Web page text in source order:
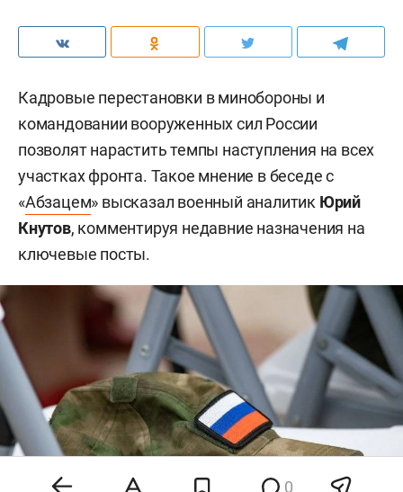
Кадровые перестановки в минобороны и
командовании вооруженных сил России
позволят нарастить темпы наступления на всех
участках фронта. Такое мнение в беседе с
«Абзацем» высказал военный аналитик Юрий
Кнутов, комментируя недавние назначения на
ключевые посты.
0